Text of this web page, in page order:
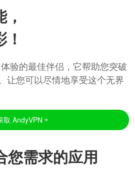
验的最佳伴侣，它帮助您突破
让您可以尽情地享受这个无界
取 AndyVPN
您需求的应用